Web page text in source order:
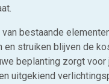
bestaande
en struiken blijven de
beplanting zorgt voor
uitgekiend